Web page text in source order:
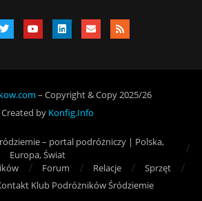
– Copyright & Copy 2025/26
Created by Konfig.Info
– portal podróżniczy | Polska,
Europa, Świat
Forum Relacje
Sprzęt
Klub Podróżników Śródziemie